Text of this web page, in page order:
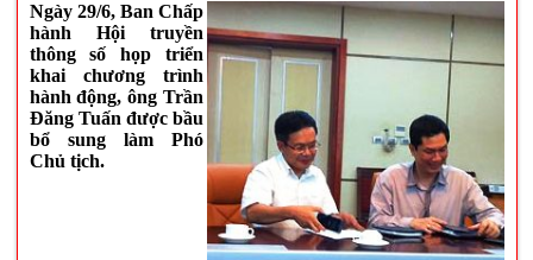
Ngày 29/6, Ban Chấp
hành Hội truyền
thông số họp triển
khai chương trình
hành động, ông Trần
Đăng Tuấn được bầu
bổ sung làm Phó
Chủ tịch.